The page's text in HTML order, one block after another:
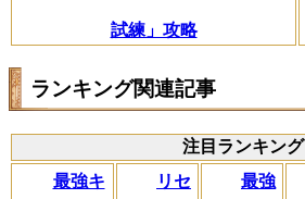
試練」攻略
ランキング関連記事
注目ランキング
最強キ
リセ
最強